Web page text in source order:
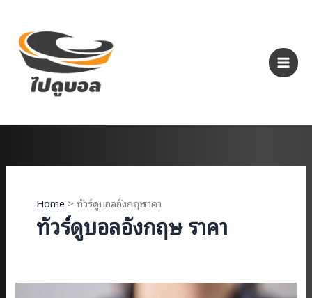
content
Home ทัวร์ดูบอลอังกฤษ ราคา
ทัวร์ดูบอลอังกฤษ ราคา